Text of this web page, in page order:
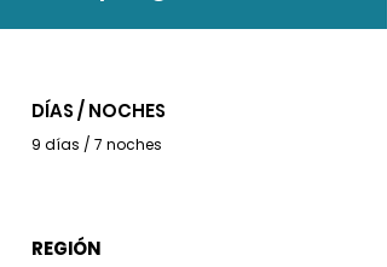
DÍAS / NOCHES
9 días / 7 noches
REGIÓN